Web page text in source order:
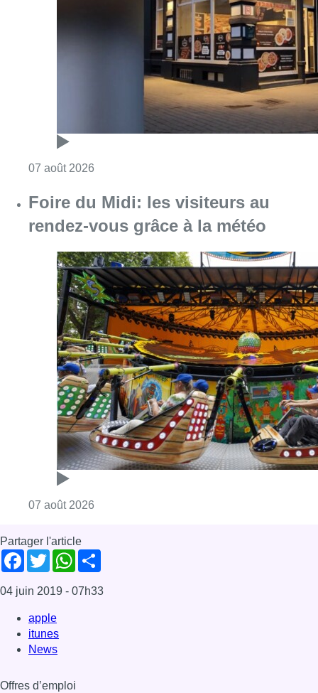
07 août 2026
Foire du Midi: les visiteurs au
rendez-vous grâce à la météo
07 août 2026
Partager l'article
Facebook
TwitterWhatsApp
04 juin 2019 - 07h33
apple
itunes
News
Offres d’emploi